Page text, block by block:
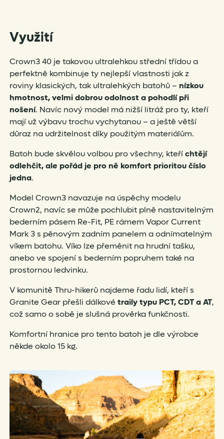
Využití
Crown3 40 je takovou ultralehkou střední třídou a
perfektně kombinuje ty nejlepší vlastnosti jak z
roviny klasických, tak ultralehkých batohů – nízkou
hmotnost, velmi dobrou odolnost a pohodlí při
nošení. Navíc nový model má nižší litráž pro ty, kteří
mají už výbavu trochu vychytanou – a ještě větší
důraz na udržitelnost díky použitým materiálům.
Batoh bude skvělou volbou pro všechny, kteříchtějí
odlehčit, ale pořád je pro ně komfort prioritou číslo
jedna.
Model Crown3 navazuje na úspěchy modelu
Crown2, navíc se může pochlubit plně nastavitelným
bederním pásem Re-Fit, PE rámem Vapor Current
Mark 3 s pěnovým zadním panelem a odnímatelným
víkem batohu. Víko lze přeměnit na hrudní tašku,
anebo ve spojení s bederním popruhem také na
prostornou ledvinku.
V komunitě Thru-hikerů najdeme řadu lidí, kteří s
Granite Gear přešli dálkovétraily typu PCT, CDT a AT,
což samo o sobě je slušná prověrka funkčnosti.
Komfortní hranice pro tento batoh je dle výrobce
někde okolo 15 kg.